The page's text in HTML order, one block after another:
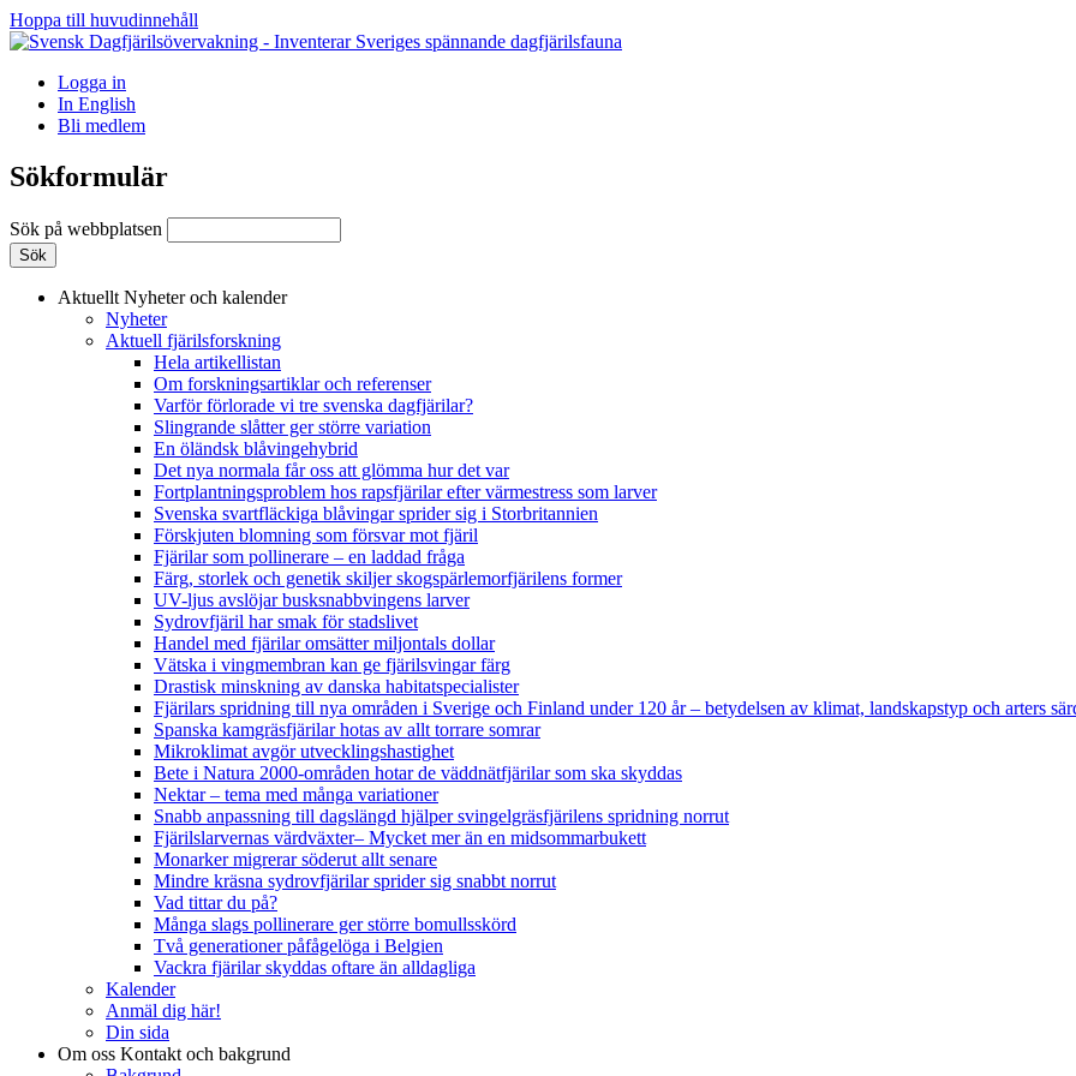
Hoppa till huvudinnehåll
Logga in
In English
Bli medlem
Sökformulär
Sök på webbplatsen
Aktuellt Nyheter och kalender
Nyheter
Aktuell fjärilsforskning
Hela artikellistan
Om forskningsartiklar och referenser
Varför förlorade vi tre svenska dagfjärilar?
Slingrande slåtter ger större variation
En öländsk blåvingehybrid
Det nya normala får oss att glömma hur det var
Fortplantningsproblem hos rapsfjärilar efter värmestress som larver
Svenska svartfläckiga blåvingar sprider sig i Storbritannien
Förskjuten blomning som försvar mot fjäril
Fjärilar som pollinerare – en laddad fråga
Färg, storlek och genetik skiljer skogspärlemorfjärilens former
UV-ljus avslöjar busksnabbvingens larver
Sydrovfjäril har smak för stadslivet
Handel med fjärilar omsätter miljontals dollar
Vätska i vingmembran kan ge fjärilsvingar färg
Drastisk minskning av danska habitatspecialister
Fjärilars spridning till nya områden i Sverige och Finland under 120 år– betydelsen av klimat, landskapstyp och arters
Spanska kamgräsfjärilar hotas av allt torrare somrar
Mikroklimat avgör utvecklingshastighet
Bete i Natura 2000-områden hotar de väddnätfjärilar som ska skyddas
Nektar – tema med många variationer
Snabb anpassning till dagslängd hjälper svingelgräsfjärilens spridning norrut
Fjärilslarvernas värdväxter– Mycket mer än en midsommarbukett
Monarker migrerar söderut allt senare
Mindre kräsna sydrovfjärilar sprider sig snabbt norrut
Vad tittar du på?
Många slags pollinerare ger större bomullsskörd
Två generationer påfågelöga i Belgien
Vackra fjärilar skyddas oftare än alldagliga
Kalender
Anmäl dig här!
Din sida
Om oss Kontakt och bakgrund